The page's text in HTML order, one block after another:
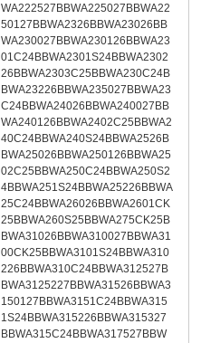
WA222527BBWA225027BBWA22
50127BBWA2326BBWA23026BB
WA230027BBWA230126BBWA23
01C24BBWA2301S24BBWA2302
26BBWA2303C25BBWA230C24B
BWA23226BBWA235027BBWA23
C24BBWA24026BBWA240027BB
WA240126BBWA2402C25BBWA2
40C24BBWA240S24BBWA2526B
BWA25026BBWA250126BBWA25
02C25BBWA250C24BBWA250S2
4BBWA251S24BBWA25226BBWA
25C24BBWA26026BBWA2601CK
25BBWA260S25BBWA275CK25B
BWA31026BBWA310027BBWA31
00CK25BBWA3101S24BBWA310
226BBWA310C24BBWA312527B
BWA3125227BBWA31526BBWA3
150127BBWA3151C24BBWA315
1S24BBWA315226BBWA315327
BBWA315C24BBWA317527BBW